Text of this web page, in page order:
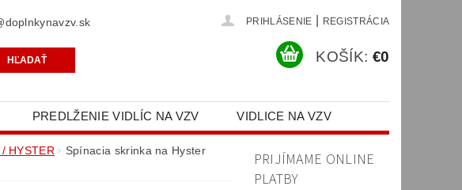
PRIHLÁSENIE REGISTRÁCIA
KOŠÍK: €0
PREDLŽENIE VIDLÍC NA VZV VIDLICE NA VZV
ÚDAJOV (GDPR)
HYSTER
Spínacia skrinka na Hyster
PRIJÍMAME ONLINE
PLATBY